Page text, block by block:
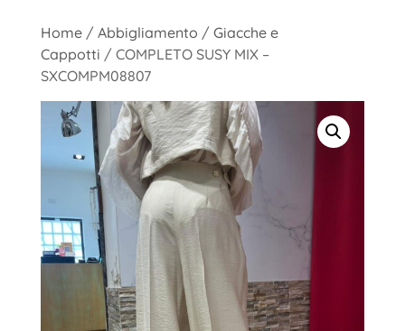
Home/ Abbigliamento / Giacche e
Cappotti / COMPLETO SUSY MIX –
SXCOMPM08807